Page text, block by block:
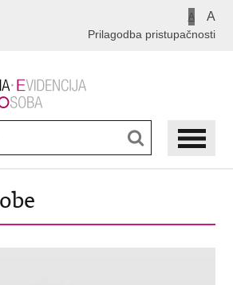
A A
Prilagodba pristupačnosti